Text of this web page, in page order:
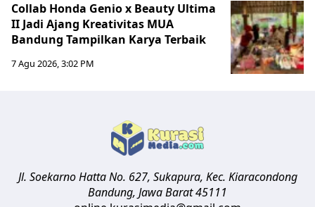
Collab Honda Genio x Beauty Ultima
II Jadi Ajang Kreativitas MUA
Bandung Tampilkan Karya Terbaik
7 Agu 2026, 3:02 PM
Jl. Soekarno Hatta No. 627, Sukapura, Kec. Kiaracondong
Bandung, Jawa Barat45111